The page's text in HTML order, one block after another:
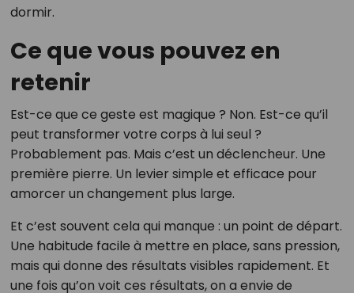
dormir.
Ce que vous pouvez en
retenir
Est-ce que ce geste est magique ? Non. Est-ce qu’il
peut transformer votre corps à lui seul ?
Probablement pas. Mais c’est un déclencheur. Une
première pierre. Un levier simple et efficace pour
amorcer un changement plus large.
Et c’est souvent cela qui manque : un point de départ.
Une habitude facile à mettre en place, sans pression,
mais qui donne des résultats visibles rapidement. Et
une fois qu’on voit ces résultats, on a envie de